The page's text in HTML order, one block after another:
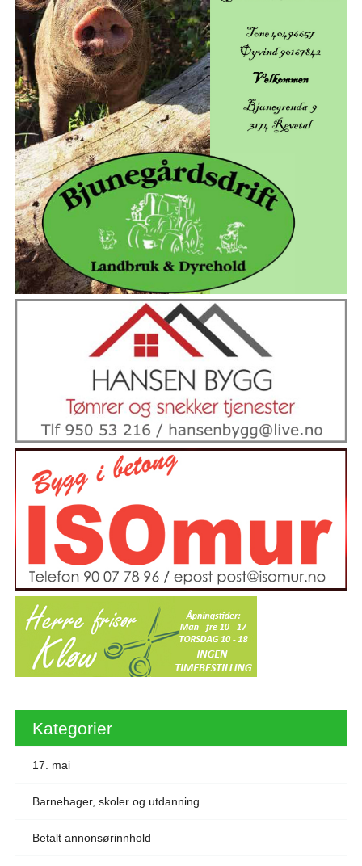
Kategorier
17. mai
Barnehager, skoler og utdanning
Betalt annonsørinnhold